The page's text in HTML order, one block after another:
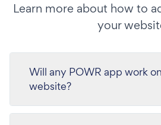
Learn more about how to
your
Will any POWR app work
website?